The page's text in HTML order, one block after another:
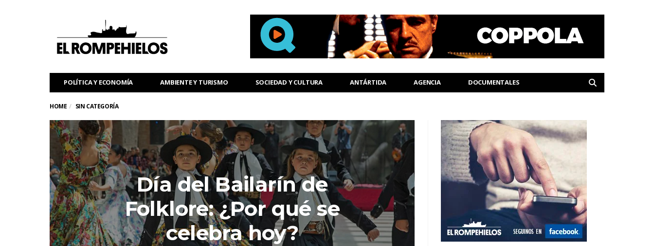
POLÍTICA Y ECONOMÍA AMBIENTE Y TURISMO SOCIEDAD Y CULTURA ANTÁRTIDA AGENCIA DOCUMENTALES
HOME SIN CATEGORÍA
Día del Bailarín de
Folklore: ¿Por qué se
celebra hoy?